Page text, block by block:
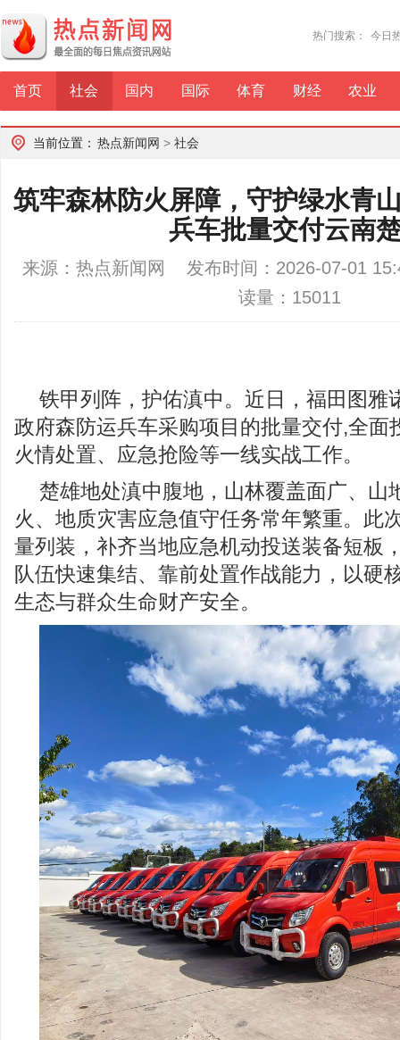
热门搜索： 今日
首页 社会 国内 国际 体育 财经 农业
当前位置： 热点新闻网 > 社会
筑牢森林防火屏障，守护绿水青
兵车批量交付云南
来源：热点新闻网 发布时间：2026-07-01
读量：15011
铁甲列阵，护佑滇中。近日，福田图雅
政府森防运兵车采购项目的批量交付,全面
火情处置、应急抢险等一线实战工作。
楚雄地处滇中腹地，山林覆盖面广、山
火、地质灾害应急值守任务常年繁重。此
量列装，补齐当地应急机动投送装备短板
队伍快速集结、靠前处置作战能力，以硬
生态与群众生命财产安全。